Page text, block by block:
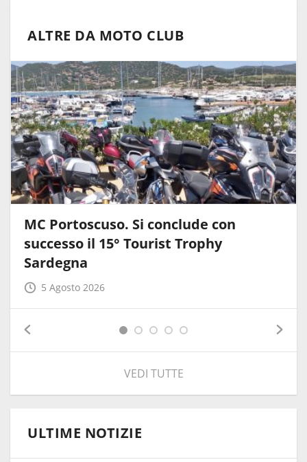
ALTRE DA MOTO CLUB
MC Portoscuso. Si conclude con
successo il 15° Tourist Trophy
Sardegna
5 Agosto 2026
VEDI TUTTE
ULTIME NOTIZIE